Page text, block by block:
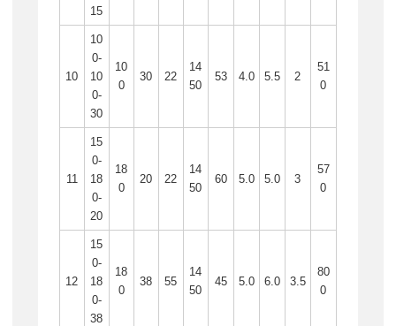
15
10
10
0-
10
0-
30
10
0
30 22
14
50
53 4.0 5.5 2
51
0
11
15
0-
18
0-
20
18
0
20 22
14
50
60 5.0 5.0 3
57
0
12
15
0-
18
0-
38
18
0
38 55
14
50
45 5.0 6.0 3.5
80
0